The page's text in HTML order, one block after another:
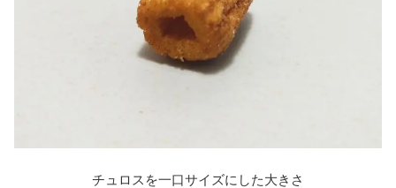
チュロスを一口サイズにした大きさ